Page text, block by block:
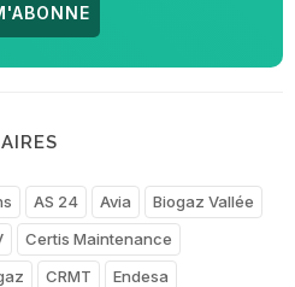
AS 24 Avia
Biogaz Vallée
Certis Maintenance
CRMT
Endesa